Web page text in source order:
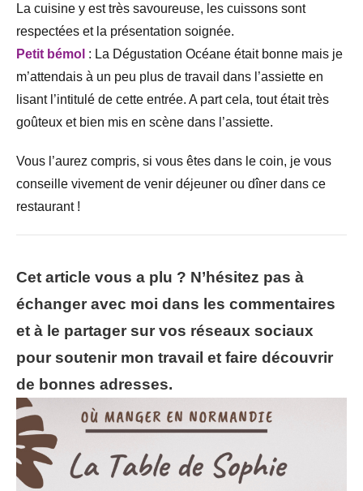
La cuisine y est très savoureuse, les cuissons sont
respectées et la présentation soignée.
Petit bémol : La Dégustation Océane était bonne mais je
m’attendais à un peu plus de travail dans l’assiette en
lisant l’intitulé de cette entrée. A part cela, tout était très
goûteux et bien mis en scène dans l’assiette.
Vous l’aurez compris, si vous êtes dans le coin, je vous
conseille vivement de venir déjeuner ou dîner dans ce
restaurant !
Cet article vous a plu ? N’hésitez pas à
échanger avec moi dans les commentaires
et à le partager sur vos réseaux sociaux
pour soutenir mon travail et faire découvrir
de bonnes adresses.